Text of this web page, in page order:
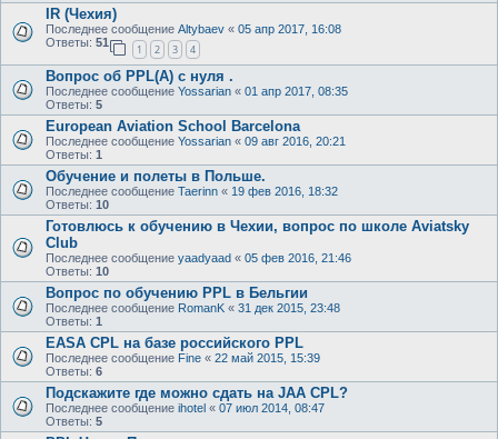
IR (Чехия)
Последнее сообщение Altybaev « 05 апр 2017, 16:08
Ответы: 51
1 2 3 4
Вопрос об PPL(A) с нуля .
Последнее сообщение Yossarian « 01 апр 2017, 08:35
Ответы: 5
European Aviation School Barcelona
Последнее сообщение Yossarian « 09 авг 2016, 20:21
Ответы: 1
Обучение и полеты в Польше.
Последнее сообщение Taerinn « 19 фев 2016, 18:32
Ответы: 10
Готовлюсь к обучению в Чехии, вопрос по школе Aviatsky
Club
Последнее сообщение yaadyaad « 05 фев 2016, 21:46
Ответы: 10
Вопрос по обучению PPL в Бельгии
Последнее сообщение RomanK « 31 дек 2015, 23:48
Ответы: 1
EASA CPL на базе российского PPL
Последнее сообщение Fine « 22 май 2015, 15:39
Ответы: 6
Подскажите где можно сдать на JAA CPL?
Последнее сообщение ihotel « 07 июл 2014, 08:47
Ответы: 5